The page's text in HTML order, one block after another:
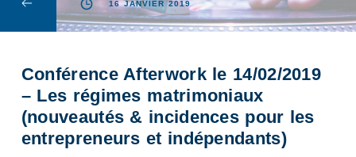
16 JANVIER 2019
Conférence Afterwork le 14/02/2019
– Les régimes matrimoniaux
(nouveautés & incidences pour les
entrepreneurs et indépendants)